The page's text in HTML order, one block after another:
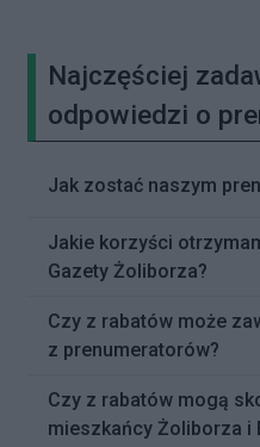
Najczęściej
odpowiedzi o
Jak zostać naszym
Jakie korzyści
Gazety Żoliborza?
Czy z rabatów może
z prenumeratorów?
Czy z rabatów mogą
mieszkańcy Żoliborza i